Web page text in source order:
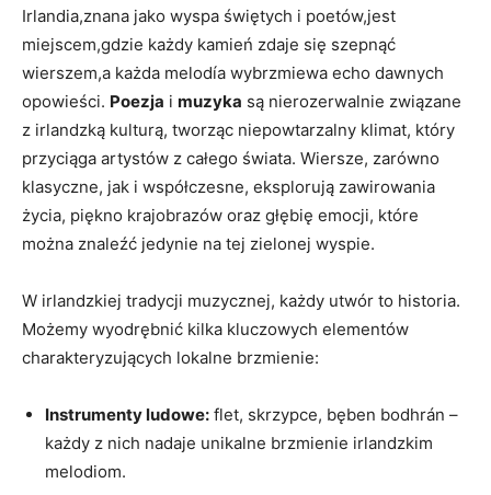
Irlandia,znana jako wyspa świętych i poetów,jest
miejscem,gdzie każdy kamień zdaje się szepnąć
wierszem,a każda melodía wybrzmiewa echo dawnych
opowieści. Poezja i muzyka są nierozerwalnie związane
z irlandzką kulturą, tworząc niepowtarzalny klimat, który
przyciąga artystów z całego świata. Wiersze, zarówno
klasyczne, jak i współczesne, eksplorują zawirowania
życia, piękno krajobrazów oraz głębię emocji, które
można znaleźć jedynie na tej zielonej wyspie.
W irlandzkiej tradycji muzycznej, każdy utwór to historia.
Możemy wyodrębnić kilka kluczowych elementów
charakteryzujących lokalne brzmienie:
Instrumenty ludowe: flet, skrzypce, bęben bodhrán –
każdy z nich nadaje unikalne brzmienie irlandzkim
melodiom.